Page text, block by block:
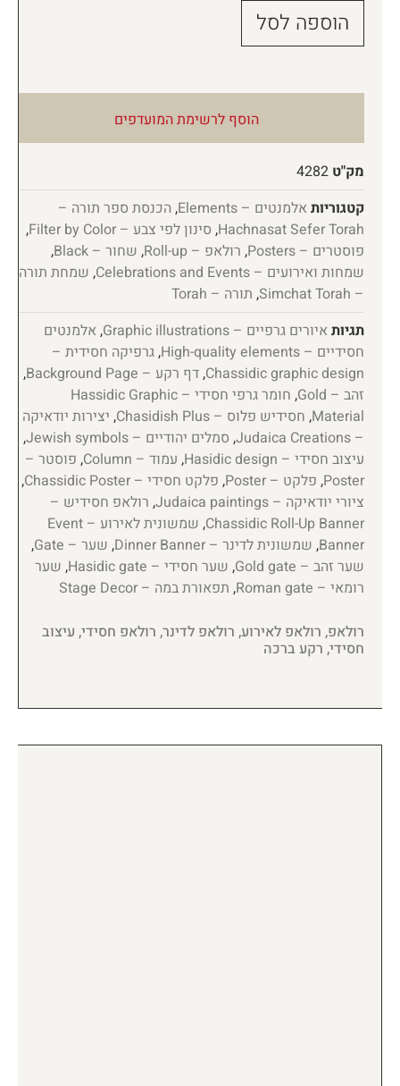
הוספה לסל
הוסף לרשימת המועדפים
מק"ט 4282
קטגוריות אלמנטים – Elements ,הכנסת ספר תורה –
Hachnasat Sefer Torah
, סינון לפי צבע – Filter by Color
,
פוסטרים – Posters
, רולאפ – Roll-up , שחור – Black
,
שמחות ואירועים – Celebrations and Events
, שמחת תורה
– Simchat Torah
, תורה – Torah
תגיות איורים גרפיים – Graphic illustrations , אלמנטים
חסידיים – High-quality elements
,גרפיקה חסידית –
Chassidic graphic design
,דף רקע – Background Page
,
זהב – Gold
,
חומר גרפי חסידי – Hassidic Graphic
Material
, חסידיש פלוס – Chasidish Plus , יצירות יודאיקה
– Judaica Creations
, סמלים יהודיים – Jewish symbols
,
עיצוב חסידי – Hasidic design
, עמוד – Column , פוסטר –
Poster
, פלקט – Poster , פלקט חסידי – Chassidic Poster
,
ציורי יודאיקה – Judaica paintings
, רולאפ חסידיש –
Chassidic Roll-Up Banner
,
שמשונית לאירוע – Event
Banner
, שמשונית לדינר – Dinner Banner , שער – Gate
,
שער זהב – Gold gate
, שער חסידי – Hasidic gate , שער
רומאי – Roman gate
, תפאורת במה – Stage Decor
רולאפ, רולאפ לאירוע, רולאפ לדינר, רולאפ חסידי, עיצוב
חסידי, רקע ברכה